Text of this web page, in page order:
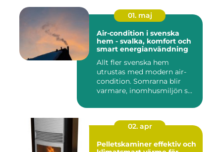
01. maj
Air-condition i svenska
hem - svalka, komfort och
smart energianvändning
Allt fler svenska hem
utrustas med modern air-
condition. Somrarna blir
varmare, inomhusmiljön s...
02. apr
Pelletskaminer effektiv och